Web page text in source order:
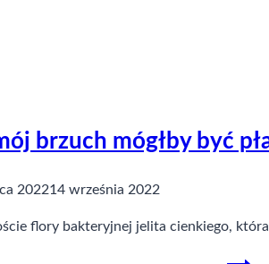
brzuch mógłby być
202214 września 2022
flory bakteryjnej jelita cienkiego,